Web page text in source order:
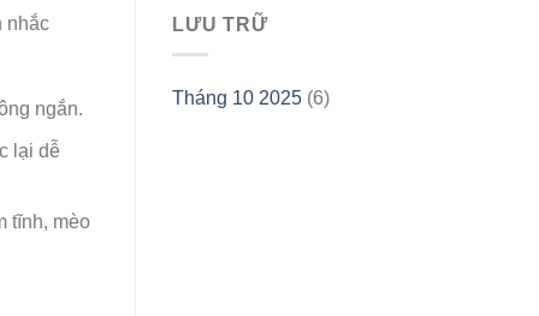
nhắc
ngắn.
lại dễ
tĩnh, mèo
LƯU TRỮ
Tháng 10 2025 (6)